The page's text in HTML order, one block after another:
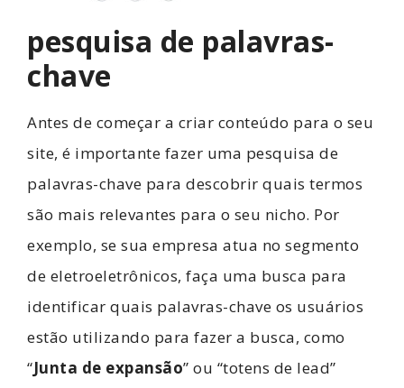
pesquisa de palavras-
chave
Antes de começar a criar conteúdo para o seu
site, é importante fazer uma pesquisa de
palavras-chave para descobrir quais termos
são mais relevantes para o seu nicho. Por
exemplo, se sua empresa atua no segmento
de eletroeletrônicos, faça uma busca para
identificar quais palavras-chave os usuários
estão utilizando para fazer a busca, como
“Junta de expansão” ou “totens de lead”